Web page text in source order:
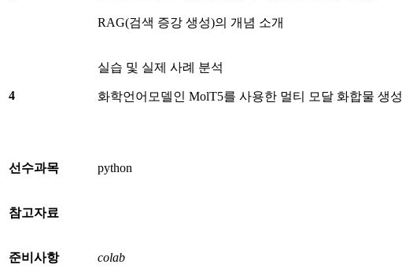
RAG(검색 증강 생성)의 개념 소개
4
실습 및 실제 사례 분석
화학언어모델인 MolT5를 사용한 멀티 모달 화합물 생성
선수과목 python
참고자료
준비사항 colab